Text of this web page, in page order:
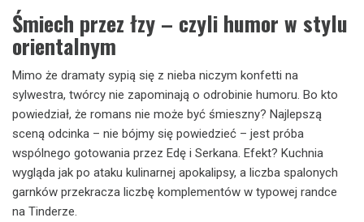
Śmiech przez łzy – czyli humor w stylu
orientalnym
Mimo że dramaty sypią się z nieba niczym konfetti na
sylwestra, twórcy nie zapominają o odrobinie humoru. Bo kto
powiedział, że romans nie może być śmieszny? Najlepszą
sceną odcinka – nie bójmy się powiedzieć – jest próba
wspólnego gotowania przez Edę i Serkana. Efekt? Kuchnia
wygląda jak po ataku kulinarnej apokalipsy, a liczba spalonych
garnków przekracza liczbę komplementów w typowej randce
na Tinderze.